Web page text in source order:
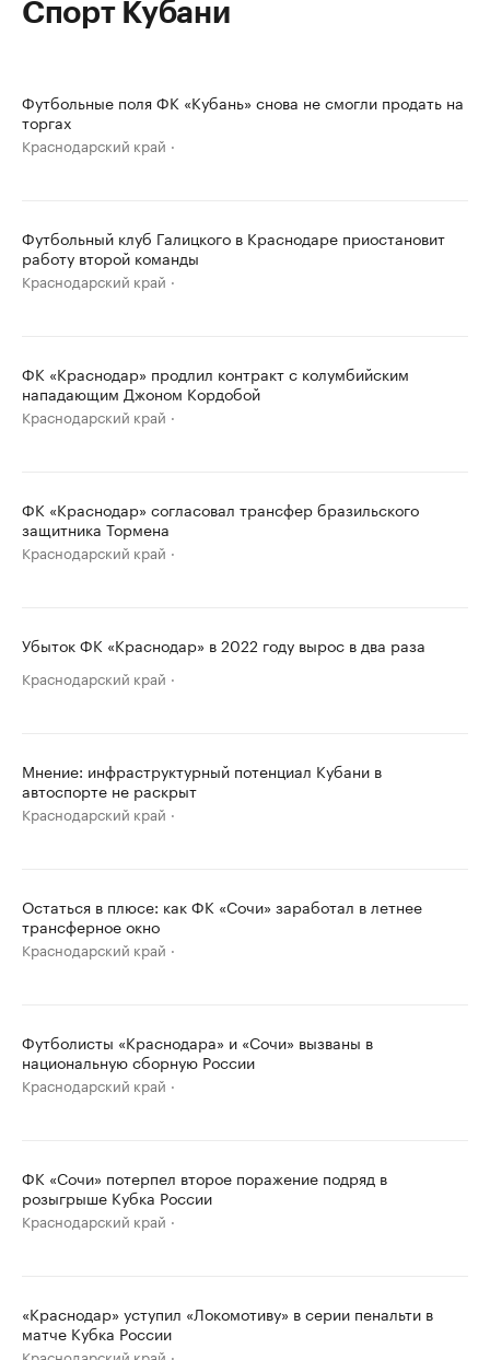
Спорт Кубани
Футбольные поля ФК «Кубань» снова не смогли продать на
торгах
Краснодарский край
Футбольный клуб Галицкого в Краснодаре приостановит
работу второй команды
Краснодарский край
ФК «Краснодар» продлил контракт с колумбийским
нападающим Джоном Кордобой
Краснодарский край
ФК «Краснодар» согласовал трансфер бразильского
защитника Тормена
Краснодарский край
Убыток ФК «Краснодар» в 2022 году вырос в два раза
Краснодарский край
Мнение: инфраструктурный потенциал Кубани в
автоспорте не раскрыт
Краснодарский край
Остаться в плюсе: как ФК «Сочи» заработал в летнее
трансферное окно
Краснодарский край
Футболисты «Краснодара» и «Сочи» вызваны в
национальную сборную России
Краснодарский край
ФК «Сочи» потерпел второе поражение подряд в
розыгрыше Кубка России
Краснодарский край
«Краснодар» уступил «Локомотиву» в серии пенальти в
матче Кубка России
Краснодарский край